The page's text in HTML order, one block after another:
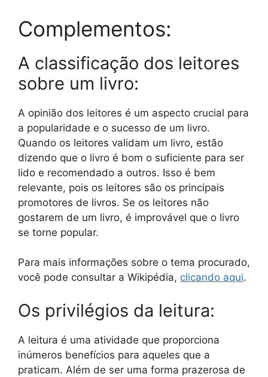
Complementos:
A classificação dos leitores
sobre um livro:
A opinião dos leitores é um aspecto crucial para
a popularidade e o sucesso de um livro.
Quando os leitores validam um livro, estão
dizendo que o livro é bom o suficiente para ser
lido e recomendado a outros. Isso é bem
relevante, pois os leitores são os principais
promotores de livros. Se os leitores não
gostarem de um livro, é improvável que o livro
se torne popular.
Para mais informações sobre o tema procurado,
você pode consultar a Wikipédia, clicando aqui.
Os privilégios da leitura:
A leitura é uma atividade que proporciona
inúmeros benefícios para aqueles que a
praticam. Além de ser uma forma prazerosa de